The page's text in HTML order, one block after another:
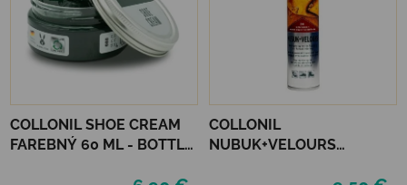
COLLONIL SHOE CREAM
FAREBNÝ 60 ML - BOTTLE
COLLONIL
NUBUK+VELOURS